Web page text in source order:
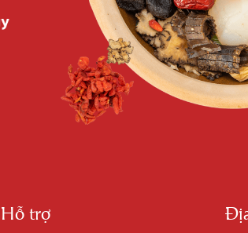
Hỗ trợ